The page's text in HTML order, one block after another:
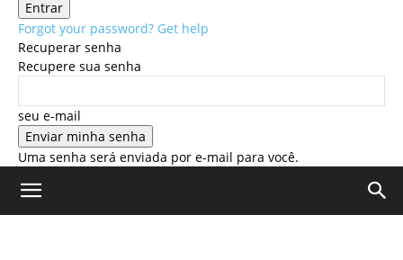
Forgot your password? Get help
Recuperar senha
Recupere sua senha
seu e-mail
Uma senha será enviada por e-mail para você.